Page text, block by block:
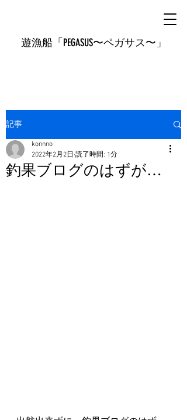
遊漁船「PEGASUS〜ペガサス〜」
記事
釣果ブログのはずが…
konnno
2022年2月2日 読了時間: 1分